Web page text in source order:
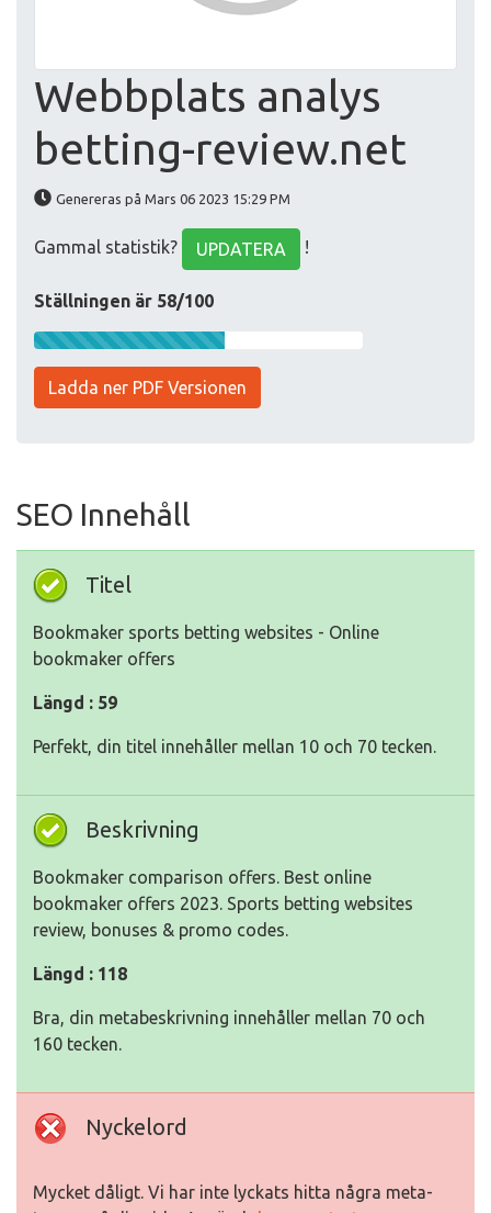
Webbplats analys
betting-review.net
Genereras på Mars 06 2023 15:29 PM
Gammal statistik? UPDATERA !
Ställningen är 58/100
Ladda ner PDF Versionen
SEO Innehåll
Titel
Bookmaker sports betting websites - Online
bookmaker offers
Längd : 59
Perfekt, din titel innehåller mellan 10 och 70 tecken.
Beskrivning
Bookmaker comparison offers. Best online
bookmaker offers 2023. Sports betting websites
review, bonuses & promo codes.
Längd : 118
Bra, din metabeskrivning innehåller mellan 70 och
160 tecken.
Nyckelord
Mycket dåligt. Vi har inte lyckats hitta några meta-